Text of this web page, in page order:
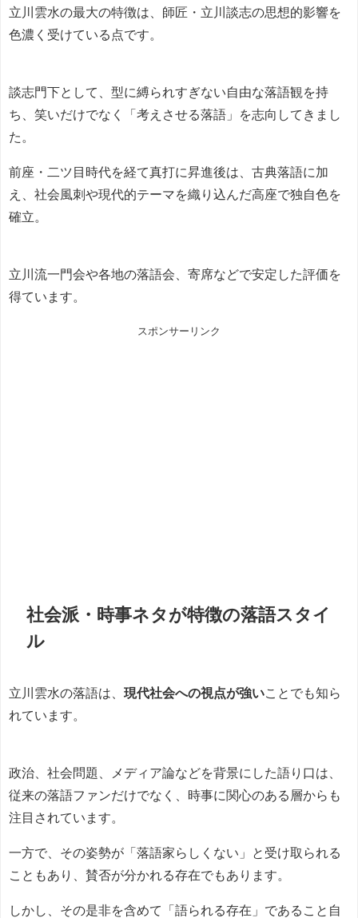
立川雲水の最大の特徴は、師匠・立川談志の思想的影響を
色濃く受けている点です。
談志門下として、型に縛られすぎない自由な落語観を持
ち、笑いだけでなく「考えさせる落語」を志向してきまし
た。
前座・二ツ目時代を経て真打に昇進後は、古典落語に加
え、社会風刺や現代的テーマを織り込んだ高座で独自色を
確立。
立川流一門会や各地の落語会、寄席などで安定した評価を
得ています。
スポンサーリンク
社会派・時事ネタが特徴の落語スタイ
ル
立川雲水の落語は、 現代社会への視点が強い ことでも知ら
れています。
政治、社会問題、メディア論などを背景にした語り口は、
従来の落語ファンだけでなく、時事に関心のある層からも
注目されています。
一方で、その姿勢が「落語家らしくない」と受け取られる
こともあり、賛否が分かれる存在でもあります。
しかし、その是非を含めて「語られる存在」であること自